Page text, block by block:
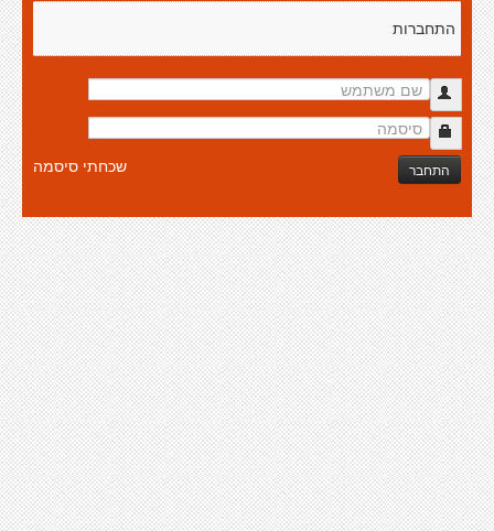
התחברות
התחבר שכחתי סיסמה